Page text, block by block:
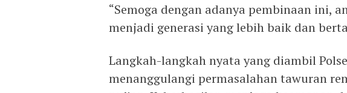
“Semoga dengan adanya pembinaan ini,
menjadi generasi yang lebih baik dan
Langkah-langkah nyata yang diambil
menanggulangi permasalahan tawuran